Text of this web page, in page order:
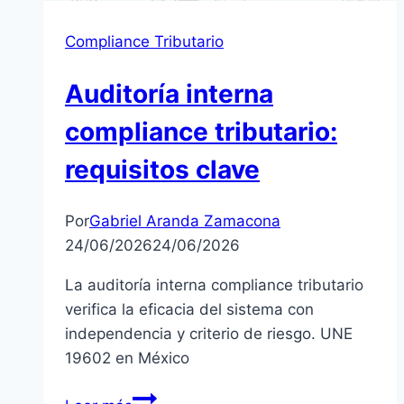
Compliance Tributario
Auditoría interna
compliance tributario:
requisitos clave
PorGabriel Aranda Zamacona
24/06/202624/06/2026
La auditoría interna compliance tributario
verifica la eficacia del sistema con
independencia y criterio de riesgo. UNE
19602 en México
Auditoría